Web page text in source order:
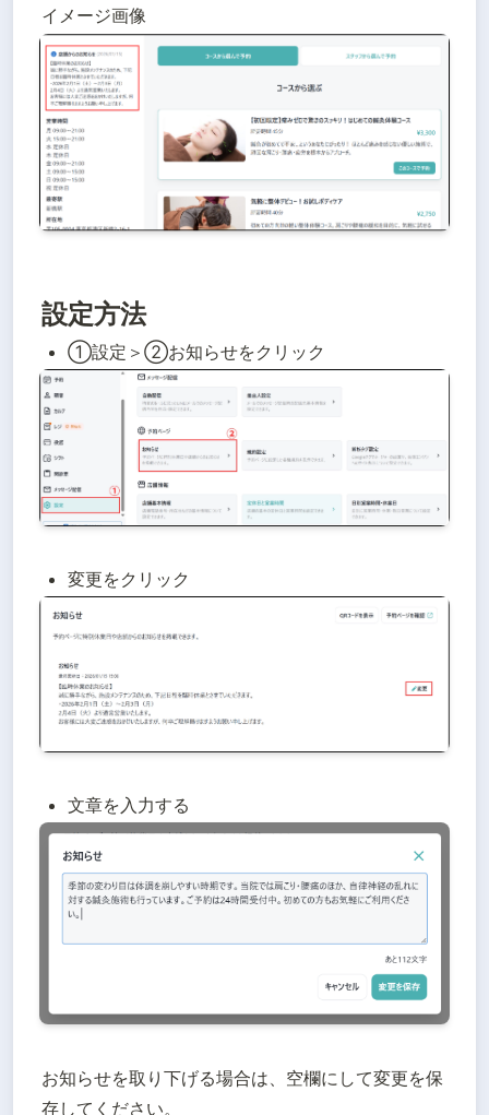
イメージ画像
設定方法
①設定＞②お知らせをクリック
変更をクリック
文章を入力する
お知らせを取り下げる場合は、空欄にして変更を保
存してください。